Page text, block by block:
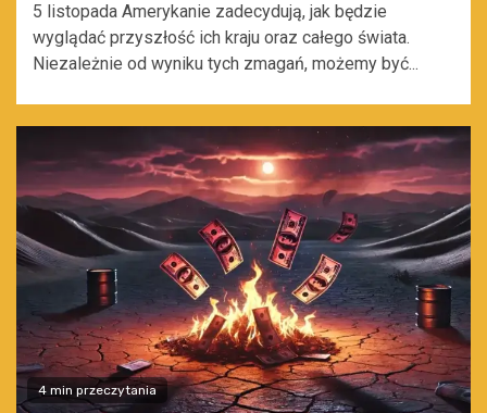
5 listopada Amerykanie zadecydują, jak będzie
wyglądać przyszłość ich kraju oraz całego świata.
Niezależnie od wyniku tych zmagań, możemy być...
4 min przeczytania